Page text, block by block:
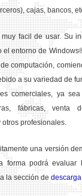
cajas, bancos,
facil de usar. Su
el entorno de
computación,
a su variedad de
comerciales, ya sea
fábricas, venta
profesionales.
una versión
forma podrá
la sección de